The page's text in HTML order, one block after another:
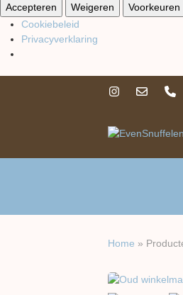
Accepteren Weigeren Voorkeuren
Cookiebeleid
Privacyverklaring
Home »